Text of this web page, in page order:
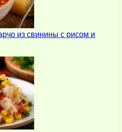
из свинины с рисом и